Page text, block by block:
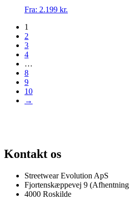
kan
Fra: 2.199 kr.
1
2
3
4
…
8
9
10
→
Kontakt os
Streetwear Evolution ApS
Fjortenskæppevej 9 (Afhentning
4000 Roskilde